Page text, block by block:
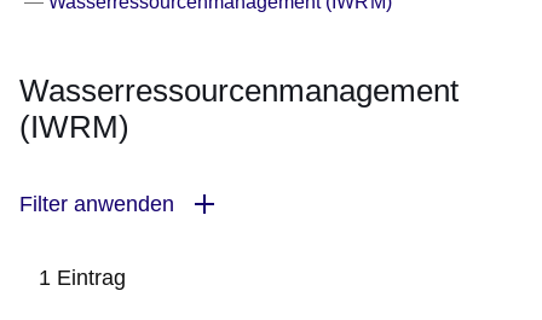
Wasserressourcenmanagement
(IWRM)
Filter anwenden
1 Eintrag